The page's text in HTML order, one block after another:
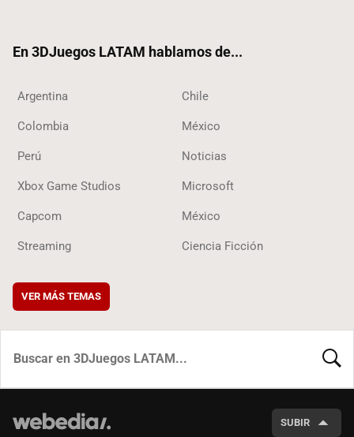
En 3DJuegos LATAM hablamos de...
Argentina Chile
Colombia México
Perú Noticias
Xbox Game Studios Microsoft
Capcom México
Streaming Ciencia Ficción
VER MÁS TEMAS
SUBIR